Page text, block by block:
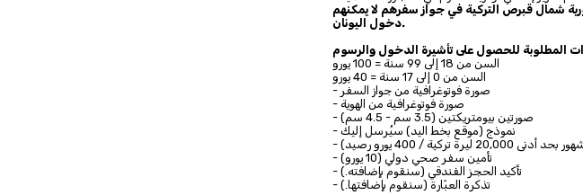
شمال قبرص التركية في جواز سفرهم لا يمكنهم
دخول اليونان.
السن من 18 إلى 99 سنة = 100 يورو
السن من 0 إلى 17 سنة = 40 يورو
- صورة فوتوغرافية من جواز السفر
- صورة فوتوغرافية من الهوية
- صورتين بيومتريكتين (3.5 سم - 4.5 سم)
- نموذج (موقع بخط اليد) سيُرسل إليك
- تأمين سفر صحي دولي (10 يورو)
- تأكيد الحجز الفندقي (سنقوم بإضافته.)
- تذكرة العبّارة (سنقوم بإضافتها.)